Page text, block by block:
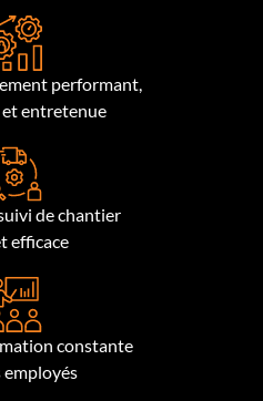
performant,
entretenue
de chantier
efficace
constante
employés